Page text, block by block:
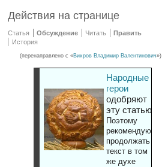
Действия на странице
Статья Обсуждение Читать
Править
История
(перенаправлено с «Вихров Владимир Валентинович»)
Народные
герои
одобряют
эту статью
Поэтому
рекомендуют
продолжать
текст в том
же духе